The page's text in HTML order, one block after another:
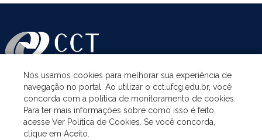
ASSUNTOS
ACESSO À INFORMAÇÃO
Nós usamos cookies para melhorar sua experiência de
navegação no portal. Ao utilizar o cct.ufcg.edu.br, você
concorda com a política de monitoramento de cookies.
Para ter mais informações sobre como isso é feito,
acesse Ver Política de Cookies. Se você concorda,
clique em Aceito.